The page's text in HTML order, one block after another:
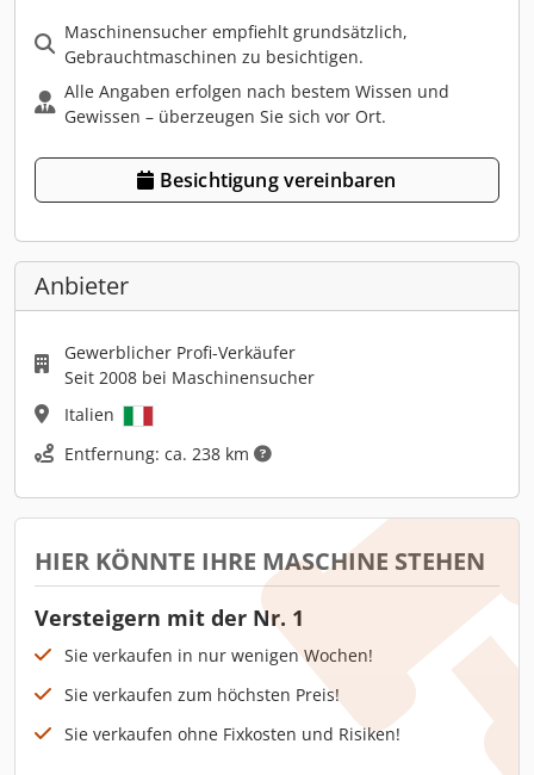
Maschinensucher empfiehlt grundsätzlich,
Gebrauchtmaschinen zu besichtigen.
Alle Angaben erfolgen nach bestem Wissen und
Gewissen – überzeugen Sie sich vor Ort.
Besichtigung vereinbaren
Anbieter
Gewerblicher Profi-Verkäufer
Seit 2008 bei Maschinensucher
Italien
Entfernung: ca. 238 km
HIER KÖNNTE IHRE MASCHINE STEHEN
Versteigern mit der Nr. 1
Sie verkaufen in nur wenigen Wochen!
Sie verkaufen zum höchsten Preis!
Sie verkaufen ohne Fixkosten und Risiken!